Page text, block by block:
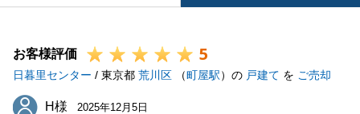
お客様評価 5
日暮里センター / 東京都 荒川区 （町屋駅）の 戸建て を ご売却
H様
H様 2025年12月5日